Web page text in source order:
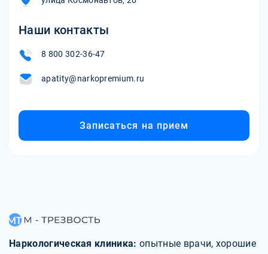
Наши контакты
8 800 302-36-47
apatity@narkopremium.ru
Записаться на прием
Наркологическая клиника: опытные врачи, хорошие